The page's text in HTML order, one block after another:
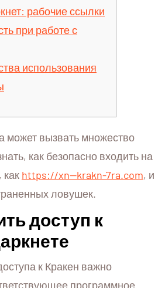
рабочие ссылки
при работе с
использования
может вызвать множество
как безопасно входить на
https://xn--krakn-7ra.com, и
ловушек.
доступ к
к Кракен важно
программное